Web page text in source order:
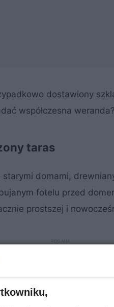
dostawiony
współczesna weranda?
taras
starymi domami,
fotelu przed
prostszej i